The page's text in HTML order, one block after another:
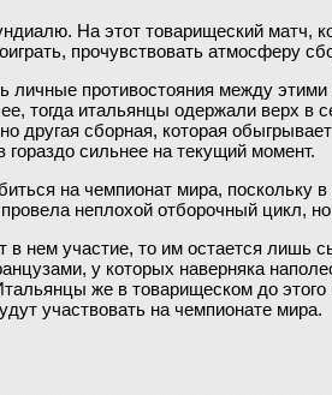
На этот товарищеский матч,
прочувствовать атмосферу
личные противостояния между
тогда итальянцы одержали верх
сборная, которая
сильнее на текущий момент.
на чемпионат мира, поскольку
неплохой отборочный цикл,
нем участие, то им остается лишь
у которых наверняка
же в товарищеском до
участвовать на чемпионате мира.